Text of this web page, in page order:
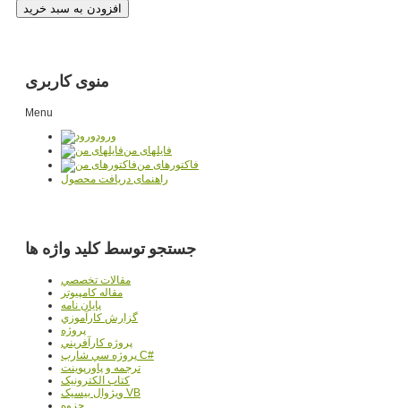
منوی کاربری
Menu
ورود
فایلهای من
فاکتورهای من
راهنمای دریافت محصول
جستجو توسط کلید واژه ها
مقالات تخصصي
مقاله کامپیوتر
پایان نامه
گزارش کارآموزي
پروژه
پروژه کارآفريني
پروژه سي شارپ C#
ترجمه و پاورپوينت
کتاب الکترونيک
ويژوال بيسيک VB
جزوه